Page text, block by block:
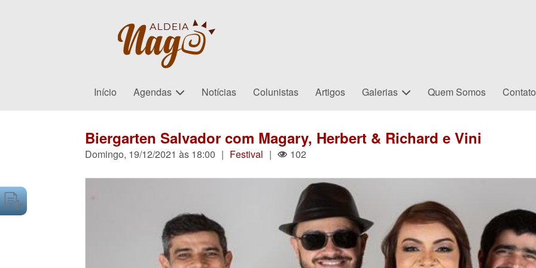
Início Agendas Notícias Colunistas Artigos Galerias Quem Somos Contato
Biergarten Salvador com Magary, Herbert & Richard e Vini
Domingo, 19/12/2021 às 18:00 | Festival | 102